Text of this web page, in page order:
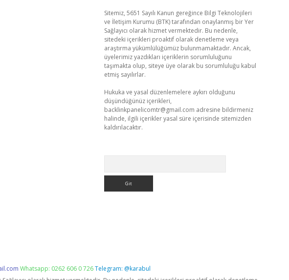
Sitemiz, 5651 Sayılı Kanun gereğince Bilgi Teknolojileri
ve İletişim Kurumu (BTK) tarafından onaylanmış bir Yer
Sağlayıcı olarak hizmet vermektedir. Bu nedenle,
sitedeki içerikleri proaktif olarak denetleme veya
araştırma yükümlülüğümüz bulunmamaktadır. Ancak,
üyelerimiz yazdıkları içeriklerin sorumluluğunu
taşımakta olup, siteye üye olarak bu sorumluluğu kabul
etmiş sayılırlar.
Hukuka ve yasal düzenlemelere aykırı olduğunu
düşündüğünüz içerikleri,
backlinkpanelicomtr@gmail.com adresine bildirmeniz
halinde, ilgili içerikler yasal süre içerisinde sitemizden
kaldırılacaktır.
Whatsapp: 0262 606 0 726Telegram: @karabul